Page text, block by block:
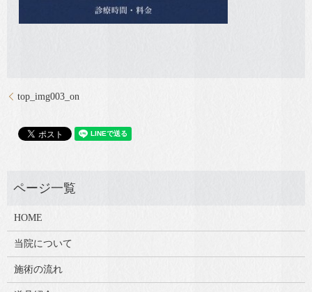
top_img003_on
HOME
当院について
施術の流れ